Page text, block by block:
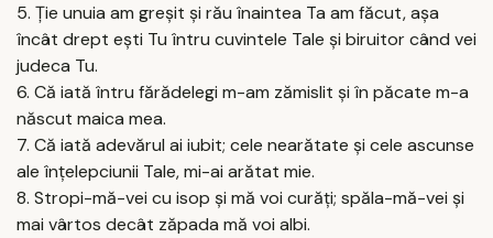
5. Ţie unuia am greşit şi rău înaintea Ta am făcut, aşa
încât drept eşti Tu întru cuvintele Tale şi biruitor când vei
judeca Tu.
6. Că iată întru fărădelegi m-am zămislit şi în păcate m-a
născut maica mea.
7. Că iată adevărul ai iubit; cele nearătate şi cele ascunse
ale înţelepciunii Tale, mi-ai arătat mie.
8. Stropi-mă-vei cu isop şi mă voi curăţi; spăla-mă-vei şi
mai vârtos decât zăpada mă voi albi.